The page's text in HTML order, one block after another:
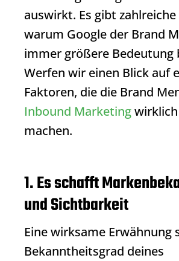
auswirkt. Es gibt
warum Google der Brand
immer größere Bedeutung
Werfen wir einen Blick auf
Faktoren, die die Brand
Inbound Marketing
machen.
1. Es schafft
und Sichtbarkeit
Eine wirksame Erwähnung
Bekanntheitsgrad deines